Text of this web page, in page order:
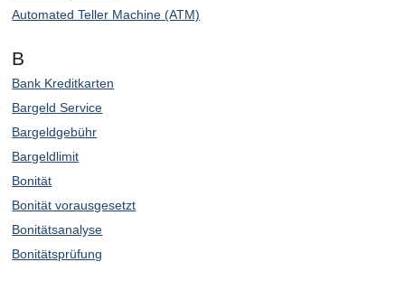
Automated Teller Machine (ATM)
B
Bank Kreditkarten
Bargeld Service
Bargeldgebühr
Bargeldlimit
Bonität
Bonität vorausgesetzt
Bonitätsanalyse
Bonitätsprüfung